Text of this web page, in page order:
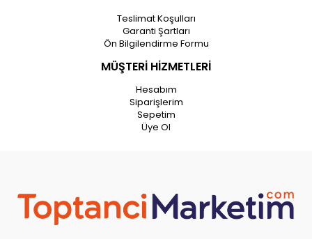
Teslimat Koşulları
Garanti Şartları
Ön Bilgilendirme Formu
MÜŞTERİ HİZMETLERİ
Hesabım
Siparişlerim
Sepetim
Üye Ol